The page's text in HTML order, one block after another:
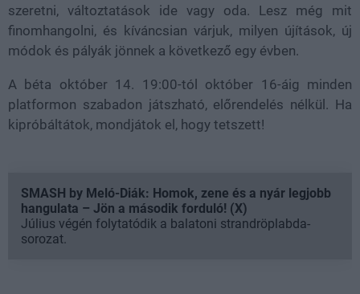
szeretni, változtatások ide vagy oda. Lesz még mit
finomhangolni, és kíváncsian várjuk, milyen újítások, új
módok és pályák jönnek a következő egy évben.
A béta október 14. 19:00-tól október 16-áig minden
platformon szabadon játszható, előrendelés nélkül. Ha
kipróbáltátok, mondjátok el, hogy tetszett!
SMASH by Meló-Diák: Homok, zene és a nyár legjobb
hangulata – Jön a második forduló! (X)
Július végén folytatódik a balatoni strandröplabda-
sorozat.